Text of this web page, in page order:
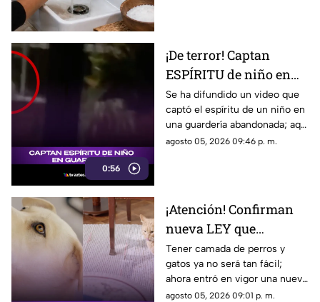
0:56
¡De terror! Captan
ESPÍRITU de niño en
guardería; así luce
(+VIDEO)
Se ha difundido un video que
captó el espíritu de un niño en
una guardería abandonada; aquí
te compartimos los detalles de
agosto 05, 2026 09:46 p. m.
¡Atención! Confirman
nueva LEY que
PROHIBE TENER
PERROS y gatos; esto se
sabe
Tener camada de perros y
gatos ya no será tan fácil;
ahora entró en vigor una nueva
ley que prohibe tenerlos. Aquí
agosto 05, 2026 09:01 p. m.